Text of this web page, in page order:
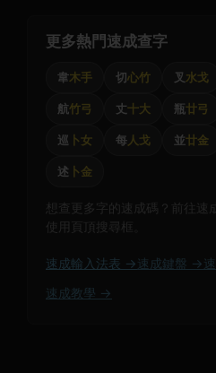
更多熱門速成查字
韋木手 切心竹 叉 水戈
航竹弓 丈十大 瓶廿弓
巡 卜女 每人戈 並廿金
述 卜金
想查更多字的速成碼？前往速
使用頁頂搜尋框。
速成輸入法表 → 速成鍵盤 →
速成教學 →